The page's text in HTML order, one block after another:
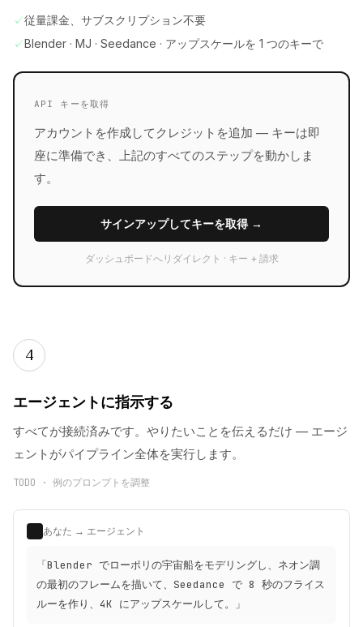
✓従量課金、サブスクリプション不要
✓Blender · MJ · Seedance · アップスケールを 1 つのキーで
API キーを取得
アカウントを作成してクレジットを追加 — キーは即
座に準備でき、上記のすべてのステップを動かしま
す。
サインアップしてキーを取得 →
ダッシュボードへリダイレクト · キー + 請求
4
エージェントに指示する
すべてが接続済みです。やりたいことを伝えるだけ — エージ
ェントがパイプライン全体を実行します。
TODO · 例のプロンプトを調整
あなた → エージェント
「Blender でローポリの宇宙船をモデリングし、ネオン調
の最初のフレームを描いて、Seedance で 8 秒のフライス
ルーを作り、4K にアップスケールして。」